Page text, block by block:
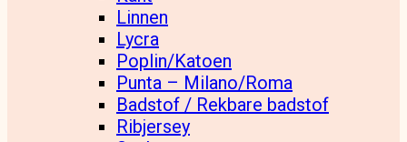
Linnen
Lycra
Poplin/Katoen
Punta – Milano/Roma
Badstof / Rekbare badstof
Ribjersey